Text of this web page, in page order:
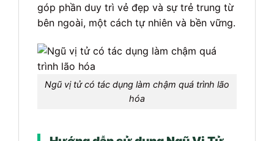
góp phần duy trì vẻ đẹp và sự trẻ trung từ
bên ngoài, một cách tự nhiên và bền vững.
Ngũ vị tử có tác dụng làm chậm quá trình lão
hóa